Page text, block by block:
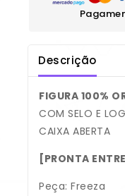
Descrição
FIGURA 100%
COM SELO E
CAIXA ABERTA
[PRONTA
Peça: Freeza